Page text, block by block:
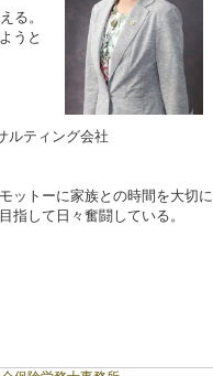
る。
うと
ルティング会社
ットーに家族との時間を大切に
指して日々奮闘している。